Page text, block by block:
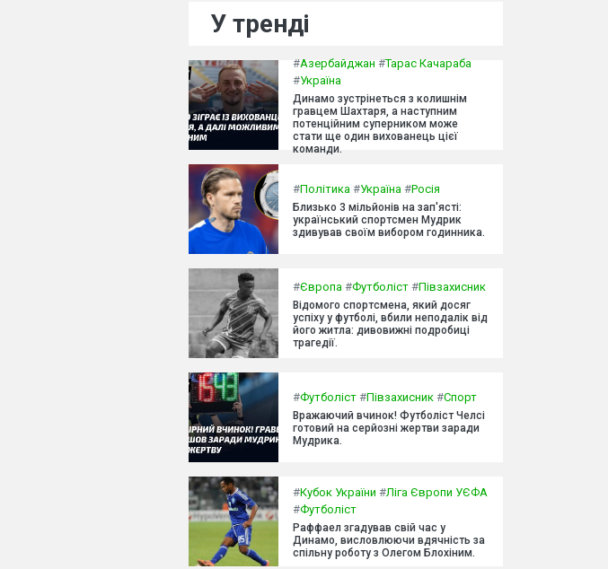
У тренді
#Азербайджан #Тарас Качараба
#Україна
Динамо зустрінеться з колишнім
гравцем Шахтаря, а наступним
потенційним суперником може
стати ще один вихованець цієї
команди.
#Політика #Україна #Росія
Близько 3 мільйонів на зап'ясті:
український спортсмен Мудрик
здивував своїм вибором годинника.
#Європа #Футболіст #Півзахисник
Відомого спортсмена, який досяг
успіху у футболі, вбили неподалік від
його житла: дивовижні подробиці
трагедії.
#Футболіст #Півзахисник #Спорт
Вражаючий вчинок! Футболіст Челсі
готовий на серйозні жертви заради
Мудрика.
#Кубок України #Ліга Європи УЄФА
#Футболіст
Раффаел згадував свій час у
Динамо, висловлюючи вдячність за
спільну роботу з Олегом Блохіним.